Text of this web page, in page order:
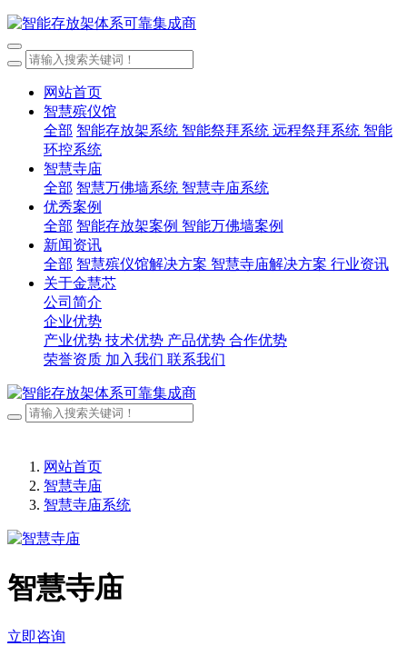
网站首页
智慧殡仪馆
全部 智能存放架系统 智能祭拜系统 远程祭拜系统 智能
环控系统
智慧寺庙
全部 智慧万佛墙系统 智慧寺庙系统
优秀案例
全部 智能存放架案例 智能万佛墙案例
新闻资讯
全部 智慧殡仪馆解决方案 智慧寺庙解决方案 行业资讯
关于金慧芯
公司简介
企业优势
产业优势 技术优势 产品优势 合作优势
荣誉资质 加入我们 联系我们
网站首页
智慧寺庙
智慧寺庙系统
智慧寺庙
立即咨询